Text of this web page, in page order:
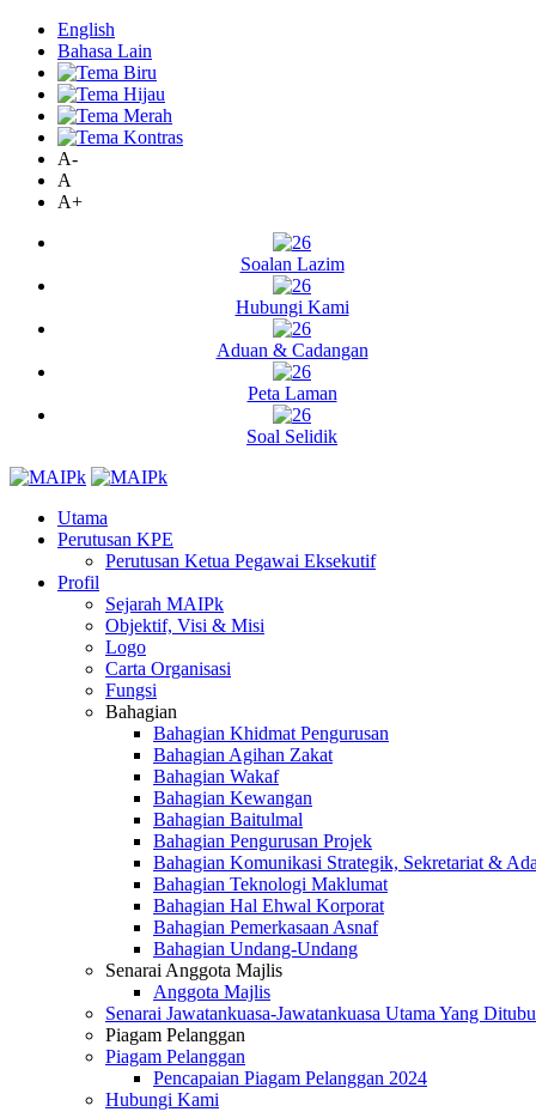
English
Bahasa Lain
A-
A
A+
Soalan Lazim
Hubungi Kami
Aduan & Cadangan
Peta Laman
Soal Selidik
Utama
Perutusan KPE
Perutusan Ketua Pegawai Eksekutif
Profil
Sejarah MAIPk
Objektif, Visi & Misi
Logo
Carta Organisasi
Fungsi
Bahagian
Bahagian Khidmat Pengurusan
Bahagian Agihan Zakat
Bahagian Wakaf
Bahagian Kewangan
Bahagian Baitulmal
Bahagian Pengurusan Projek
Bahagian Komunikasi Strategik, Sekretariat &
Bahagian Teknologi Maklumat
Bahagian Hal Ehwal Korporat
Bahagian Pemerkasaan Asnaf
Bahagian Undang-Undang
Senarai Anggota Majlis
Anggota Majlis
Senarai Jawatankuasa-Jawatankuasa Utama Yang
Piagam Pelanggan
Piagam Pelanggan
Pencapaian Piagam Pelanggan 2024
Hubungi Kami